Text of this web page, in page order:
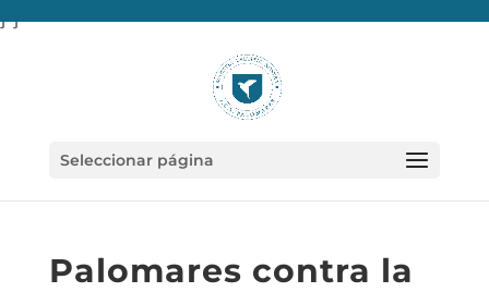
} }
Seleccionar página
Palomares contra la